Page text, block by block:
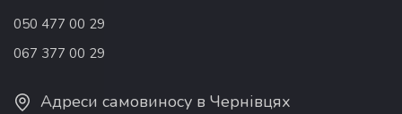
050 477 00 29
067 377 00 29
Адреси самовиносу в Чернівцях